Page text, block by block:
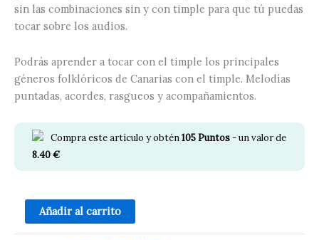
sin las combinaciones sin y con timple para que tú puedas
tocar sobre los audios.
Podrás aprender a tocar con el timple los principales
géneros folklóricos de Canarias con el timple. Melodías
puntadas, acordes, rasgueos y acompañamientos.
Compra este artículo y obtén105Puntos- un valor de
8.40€
Añadir al carrito